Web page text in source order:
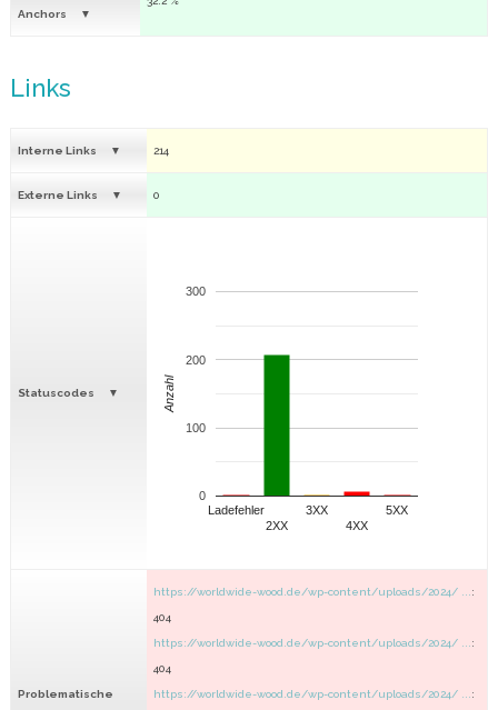
Anchors
Links
Interne Links 214
Externe Links 0
Statuscodes
Ladefehler
2XX
3XX
4XX
5XX
0
100
200
300
Anzahl
Problematische
https://worldwide-wood.de/wp-content/uploads/2024/ ... :
404
https://worldwide-wood.de/wp-content/uploads/2024/ ... :
404
https://worldwide-wood.de/wp-content/uploads/2024/ ... :